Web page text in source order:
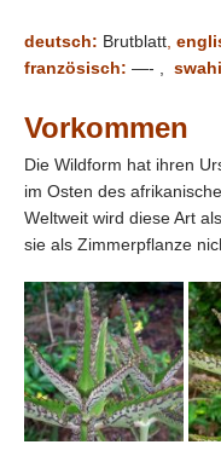
deutsch: Brutblatt
französisch: —- ,
Vorkommen
Die Wildform hat ihren
im Osten des
Weltweit wird diese Art
sie als Zimmerpflanze